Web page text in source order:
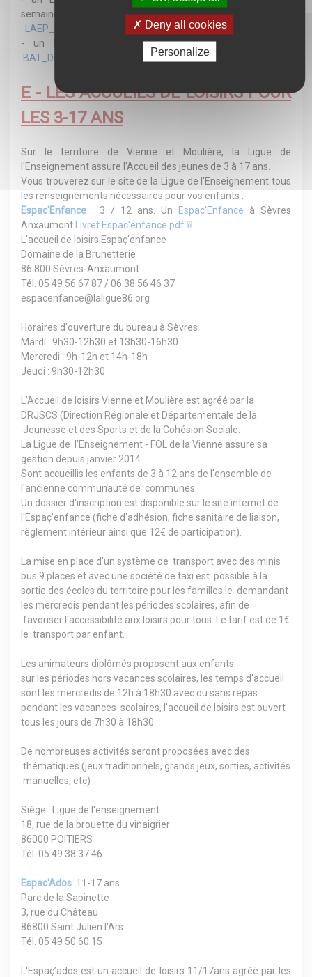
semaine à partir du 2 septembre 2015. Voir le dépliant
:
LAEP_Sèvres2024.pdf
- un
Relais Petite Enfancedont voici le dépliant :
BAT_Depliant_RPE_SevresAnxaumont.pdf
E - LES ACCUEILS DE LOISIRS POUR
LES 3-17 ANS
Sur le territoire de Vienne et Moulière, la Ligue de
l'Enseignement assure l'Accueil des jeunes de 3 à 17 ans.
Vous trouverez sur le site de la Ligue de l'Enseignement tous
les renseignements nécessaires pour vos enfants :
Espac'Enfance : 3 / 12 ans. Un Espac'Enfance à Sèvres
Anxaumont
Livret Espac'enfance.pdf
L'accueil de loisirs Espaç'enfance
Domaine de la Brunetterie
86 800 Sèvres-Anxaumont
Tél. 05 49 56 67 87 / 06 38 56 46 37
espacenfance@laligue86.org
Horaires d'ouverture du bureau à Sèvres :
Mardi : 9h30-12h30 et 13h30-16h30
Mercredi : 9h-12h et 14h-18h
Jeudi : 9h30-12h30
L'Accueil de loisirs Vienne et Moulière est agréé par la
DRJSCS (Direction Régionale et Départementale de la
Jeunesse et des Sports et de la Cohésion Sociale.
La Ligue de l'Enseignement - FOL de la Vienne assure sa
gestion depuis janvier 2014.
Sont accueillis les enfants de 3 à 12 ans de l'ensemble de
l'ancienne communauté de communes.
Un dossier d'inscription est disponible sur le site internet de
l'Espaç'enfance (fiche d'adhésion, fiche sanitaire de liaison,
règlement intérieur ainsi que 12€ de participation).
La mise en place d'un système de transport avec des minis
bus 9 places et avec une société de taxi est possible à la
sortie des écoles du territoire pour les familles le demandant
les mercredis pendant les périodes scolaires, afin de
favoriser l'accessibilité aux loisirs pour tous. Le tarif est de 1€
le transport par enfant.
Les animateurs diplômés proposent aux enfants :
sur les périodes hors vacances scolaires, les temps d'accueil
sont les mercredis de 12h à 18h30 avec ou sans repas.
pendant les vacances scolaires, l'accueil de loisirs est ouvert
tous les jours de 7h30 à 18h30.
De nombreuses activités seront proposées avec des
thématiques (jeux traditionnels, grands jeux, sorties, activités
manuelles, etc)
Siège : Ligue de l'enseignement
18, rue de la brouette du vinaigrier
86000 POITIERS
Tél. 05 49 38 37 46
Espac'Ados :11-17 ans
Parc de la Sapinette
3, rue du Château
86800 Saint Julien l'Ars
Tél. 05 49 50 60 15
L'Espaç’ados est un accueil de loisirs 11/17ans agréé par les
Deny all cookies
Personalize